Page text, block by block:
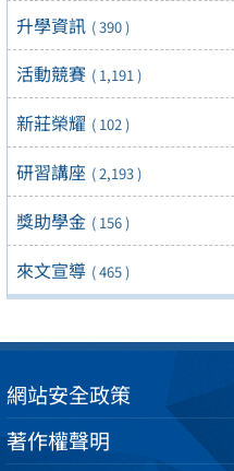
升學資訊 ( 390 )
活動競賽 ( 1,191 )
新莊榮耀 ( 102 )
研習講座 ( 2,193 )
獎助學金 ( 156 )
來文宣導 ( 465 )
網站安全政策
著作權聲明